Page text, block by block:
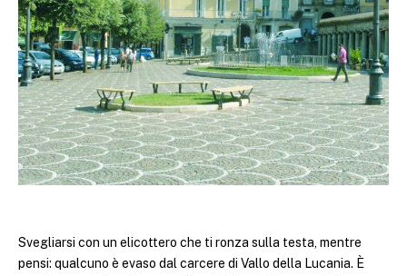
Svegliarsi con un elicottero che ti ronza sulla testa, mentre
pensi: qualcuno è evaso dal carcere di Vallo della Lucania. È